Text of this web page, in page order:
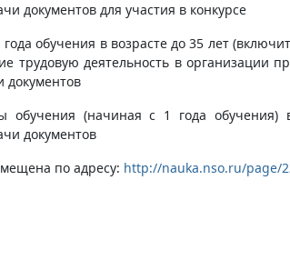
документов для участия в конкурсе
обучения в возрасте до 35 лет
трудовую деятельность в организации
документов
обучения (начиная с 1 года обучения)
документов
по адресу: http://nauka.nso.ru/page/